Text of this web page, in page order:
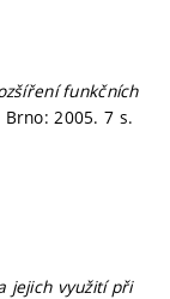
funkčních
Brno: 2005. 7 s.
jejich využití při